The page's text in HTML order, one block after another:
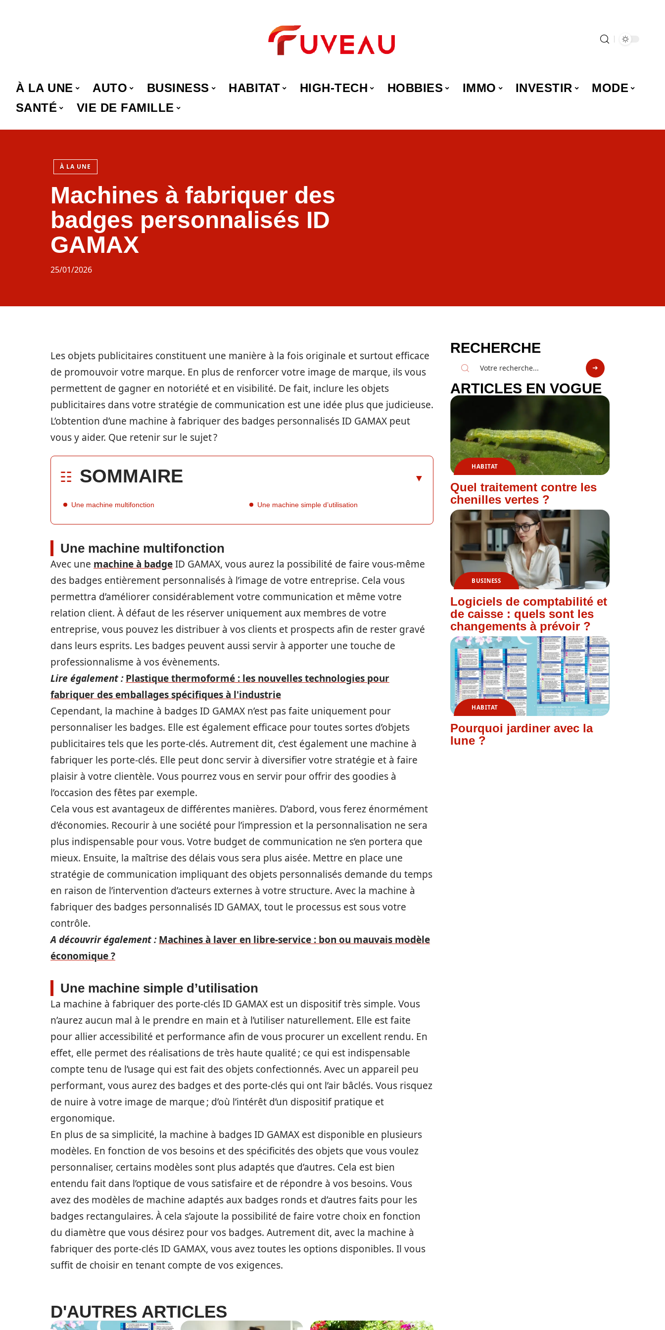
À LA UNE AUTO BUSINESS HABITAT HIGH-TECH HOBBIES IMMO INVESTIR
MODE
SANTÉ
VIE DE FAMILLE
À LA UNE
Machines à fabriquer des
badges personnalisés ID
GAMAX
25/01/2026
Les objets publicitaires constituent une manière à la fois originale et surtout efficace
de promouvoir votre marque. En plus de renforcer votre image de marque, ils vous
permettent de gagner en notoriété et en visibilité. De fait, inclure les objets
publicitaires dans votre stratégie de communication est une idée plus que judicieuse.
L’obtention d’une machine à fabriquer des badges personnalisés ID GAMAX peut
vous y aider. Que retenir sur le sujet ?
SOMMAIRE
Une machine multifonction Une machine simple d’utilisation
Une machine multifonction
Avec une machine à badgeID GAMAX, vous aurez la possibilité de faire vous-même
des badges entièrement personnalisés à l’image de votre entreprise. Cela vous
permettra d’améliorer considérablement votre communication et même votre
relation client. À défaut de les réserver uniquement aux membres de votre
entreprise, vous pouvez les distribuer à vos clients et prospects afin de rester gravé
dans leurs esprits. Les badges peuvent aussi servir à apporter une touche de
professionnalisme à vos évènements.
Lire également : Plastique thermoformé : les nouvelles technologies pour
fabriquer des emballages spécifiques à l'industrie
Cependant, la machine à badges ID GAMAX n’est pas faite uniquement pour
personnaliser les badges. Elle est également efficace pour toutes sortes d’objets
publicitaires tels que les porte-clés. Autrement dit, c’est également une machine à
fabriquer les porte-clés. Elle peut donc servir à diversifier votre stratégie et à faire
plaisir à votre clientèle. Vous pourrez vous en servir pour offrir des goodies à
l’occasion des fêtes par exemple.
Cela vous est avantageux de différentes manières. D’abord, vous ferez énormément
d’économies. Recourir à une société pour l’impression et la personnalisation ne sera
plus indispensable pour vous. Votre budget de communication ne s’en portera que
mieux. Ensuite, la maîtrise des délais vous sera plus aisée. Mettre en place une
stratégie de communication impliquant des objets personnalisés demande du temps
en raison de l’intervention d’acteurs externes à votre structure. Avec la machine à
fabriquer des badges personnalisés ID GAMAX, tout le processus est sous votre
contrôle.
A découvrir également : Machines à laver en libre-service : bon ou mauvais modèle
économique ?
Une machine simple d’utilisation
La machine à fabriquer des porte-clés ID GAMAX est un dispositif très simple. Vous
n’aurez aucun mal à le prendre en main et à l’utiliser naturellement. Elle est faite
pour allier accessibilité et performance afin de vous procurer un excellent rendu. En
effet, elle permet des réalisations de très haute qualité ; ce qui est indispensable
compte tenu de l’usage qui est fait des objets confectionnés. Avec un appareil peu
performant, vous aurez des badges et des porte-clés qui ont l’air bâclés. Vous risquez
de nuire à votre image de marque ; d’où l’intérêt d’un dispositif pratique et
ergonomique.
En plus de sa simplicité, la machine à badges ID GAMAX est disponible en plusieurs
modèles. En fonction de vos besoins et des spécificités des objets que vous voulez
personnaliser, certains modèles sont plus adaptés que d’autres. Cela est bien
entendu fait dans l’optique de vous satisfaire et de répondre à vos besoins. Vous
avez des modèles de machine adaptés aux badges ronds et d’autres faits pour les
badges rectangulaires. À cela s’ajoute la possibilité de faire votre choix en fonction
du diamètre que vous désirez pour vos badges. Autrement dit, avec la machine à
fabriquer des porte-clés ID GAMAX, vous avez toutes les options disponibles. Il vous
suffit de choisir en tenant compte de vos exigences.
D'AUTRES ARTICLES
RECHERCHE
ARTICLES EN VOGUE
HABITAT
Quel traitement contre les
chenilles vertes ?
BUSINESS
Logiciels de comptabilité et
de caisse : quels sont les
changements à prévoir ?
HABITAT
Pourquoi jardiner avec la
lune ?